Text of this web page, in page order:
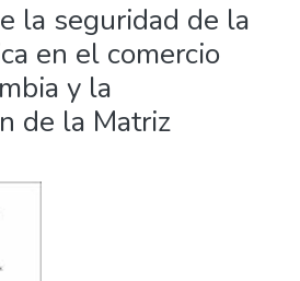
la seguridad de la
en el comercio
y la
de la Matriz